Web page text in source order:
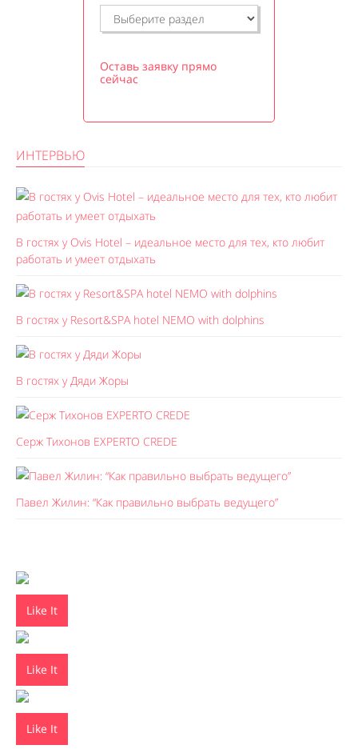
Оставь заявку прямо
сейчас
ИНТЕРВЬЮ
В гостях у Ovis Hotel – идеальное место для тех, кто любит
работать и умеет отдыхать
В гостях у Resort&SPA hotel NEMO with dolphins
В гостях у Дяди Жоры
Серж Тихонов EXPERTO CREDE
Павел Жилин: “Как правильно выбрать ведущего”
Like It
Like It
Like It